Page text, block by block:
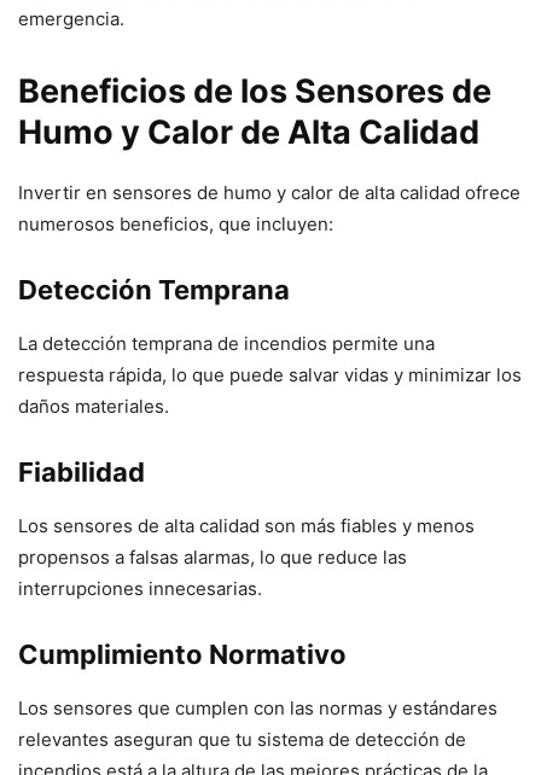
emergencia.
Beneficios de los Sensores de
Humo y Calor de Alta Calidad
Invertir en sensores de humo y calor de alta calidad ofrece
numerosos beneficios, que incluyen:
Detección Temprana
La detección temprana de incendios permite una
respuesta rápida, lo que puede salvar vidas y minimizar los
daños materiales.
Fiabilidad
Los sensores de alta calidad son más fiables y menos
propensos a falsas alarmas, lo que reduce las
interrupciones innecesarias.
Cumplimiento Normativo
Los sensores que cumplen con las normas y estándares
relevantes aseguran que tu sistema de detección de